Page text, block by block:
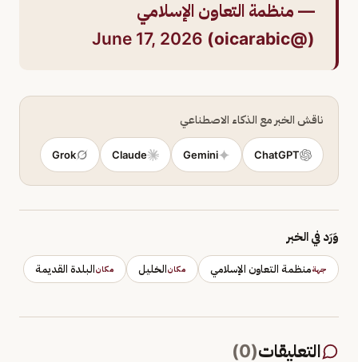
— منظمة التعاون الإسلامي
(@oicarabic)
June 17, 2026
ناقش الخبر مع الذكاء الاصطناعي
ChatGPT
Gemini
Claude
Grok
وَرَد في الخبر
جهةمنظمة التعاون الإسلامي مكانالخليل مكانالبلدة القديمة
التعليقات(
0
)